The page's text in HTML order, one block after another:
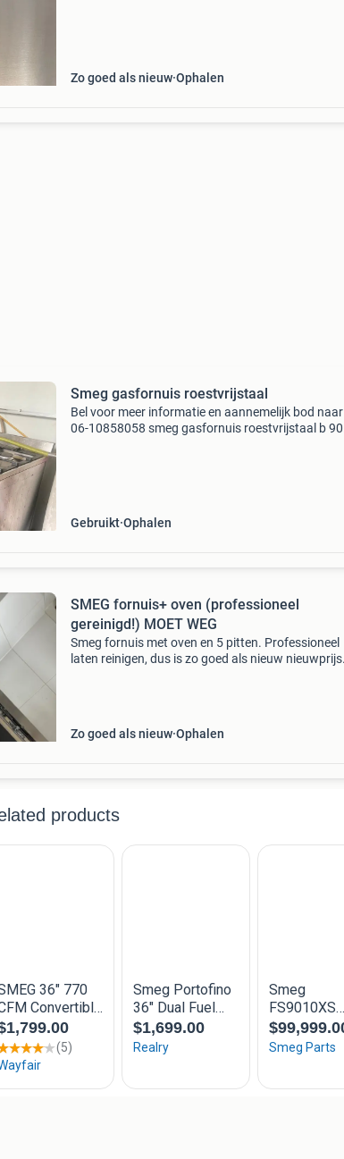
Zo goed als nieuw Ophalen
Smeg gasfornuis roestvrijstaal
Bel voor meer informatie en aannemelijk bod naar
06-10858058 smeg gasfornuis roestvrijstaal b 90
Gebruikt Ophalen
SMEG fornuis+ oven (professioneel
gereinigd!) MOET WEG
Smeg fornuis met oven en 5 pitten. Professioneel
laten reinigen, dus is zo goed als nieuw nieuwprijs
Zo goed als nieuw Ophalen